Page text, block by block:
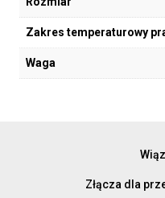
Zakres temperaturowy
Waga
Złącza dla